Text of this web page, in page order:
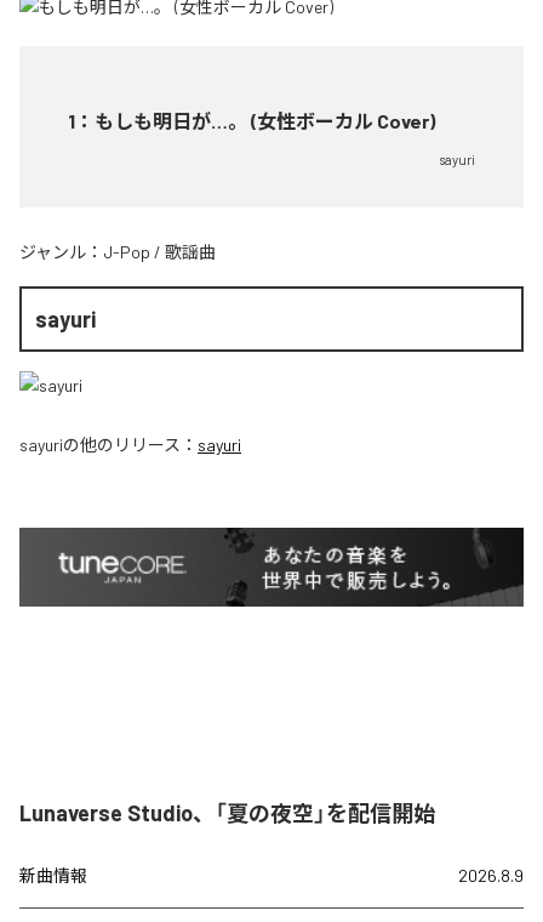
1 ： もしも明日が…。 (女性ボーカル Cover)
sayuri
ジャンル： J-Pop / 歌謡曲
sayuri
sayuriの他のリリース： sayuri
Lunaverse Studio、「夏の夜空」を配信開始
新曲情報 2026.8.9